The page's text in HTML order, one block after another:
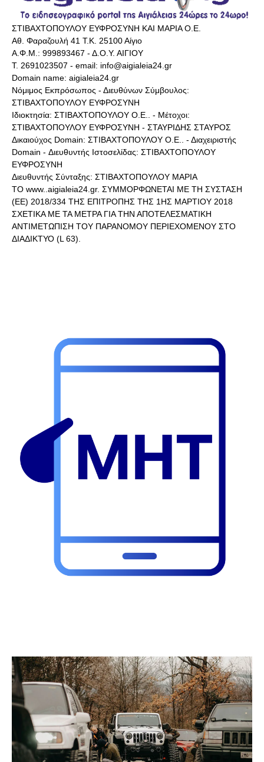
ΣΤΙΒΑΧΤΟΠΟΥΛΟΥ ΕΥΦΡΟΣΥΝΗ ΚΑΙ ΜΑΡΙΑ Ο.Ε.
Αθ. Φαραζουλή 41 Τ.Κ. 25100 Αίγιο
Α.Φ.Μ.: 999893467 - Δ.Ο.Υ. ΑΙΓΙΟΥ
Τ. 2691023507 - email: info@aigialeia24.gr
Domain name: aigialeia24.gr
Νόμιμος Εκπρόσωπος - Διευθύνων Σύμβουλος:
ΣΤΙΒΑΧΤΟΠΟΥΛΟΥ ΕΥΦΡΟΣΥΝΗ
Ιδιοκτησία: ΣΤΙΒΑΧΤΟΠΟΥΛΟΥ Ο.Ε.. - Μέτοχοι:
ΣΤΙΒΑΧΤΟΠΟΥΛΟΥ ΕΥΦΡΟΣΥΝΗ - ΣΤΑΥΡΙΔΗΣ ΣΤΑΥΡΟΣ
Δικαιούχος Domain: ΣΤΙΒΑΧΤΟΠΟΥΛΟΥ Ο.Ε.. - Διαχειριστής
Domain - Διευθυντής Ιστοσελίδας: ΣΤΙΒΑΧΤΟΠΟΥΛΟΥ
ΕΥΦΡΟΣΥΝΗ
Διευθυντής Σύνταξης: ΣΤΙΒΑΧΤΟΠΟΥΛΟΥ ΜΑΡΙΑ
ΤΟ www..aigialeia24.gr. ΣΥΜΜΟΡΦΩΝΕΤΑΙ ΜΕ ΤΗ ΣΥΣΤΑΣΗ
(ΕΕ) 2018/334 ΤΗΣ ΕΠΙΤΡΟΠΗΣ ΤΗΣ 1ΗΣ ΜΑΡΤΙΟΥ 2018
ΣΧΕΤΙΚΑ ΜΕ ΤΑ ΜΕΤΡΑ ΓΙΑ ΤΗΝ ΑΠΟΤΕΛΕΣΜΑΤΙΚΗ
ΑΝΤΙΜΕΤΩΠΙΣΗ ΤΟΥ ΠΑΡΑΝΟΜΟΥ ΠΕΡΙΕΧΟΜΕΝΟΥ ΣΤΟ
ΔΙΑΔΙΚΤΥΟ (L 63).